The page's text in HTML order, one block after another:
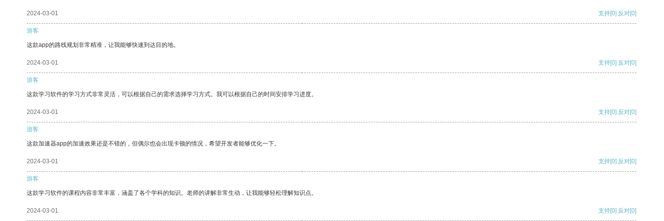
2024-03-01 支持[0] 反对[0]
游客
这款app的路线规划非常精准，让我能够快速到达目的地。
2024-03-01 支持[0] 反对[0]
游客
这款学习软件的学习方式非常灵活，可以根据自己的需求选择学习方式。我可以根据自己的时间安排学习进度。
2024-03-01 支持[0] 反对[0]
游客
这款加速器app的加速效果还是不错的，但偶尔也会出现卡顿的情况，希望开发者能够优化一下。
2024-03-01 支持[0] 反对[0]
游客
这款学习软件的课程内容非常丰富，涵盖了各个学科的知识。老师的讲解非常生动，让我能够轻松理解知识点。
2024-03-01 支持[0] 反对[0]